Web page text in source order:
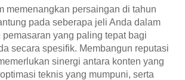
memenangkan persaingan di tahun
pada seberapa jeli Anda dalam
yang paling tepat bagi
secara spesifik. Membangun reputasi
sinergi antara konten yang
teknis yang mumpuni, serta